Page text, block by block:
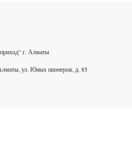
г. Алматы
ул. Юных пионеров, д. 85